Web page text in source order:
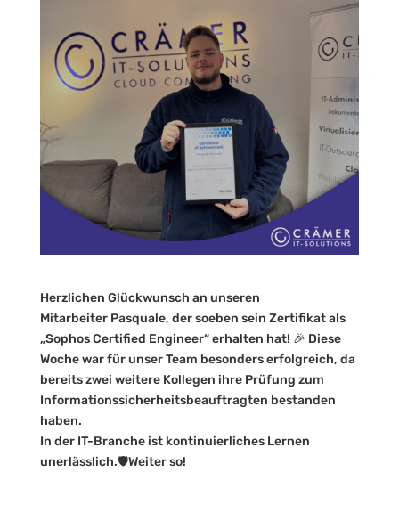
Herzlichen Glückwunsch an unseren
Mitarbeiter Pasquale, der soeben sein Zertifikat als
„Sophos Certified Engineer“ erhalten hat! 🎉 Diese
Woche war für unser Team besonders erfolgreich, da
bereits zwei weitere Kollegen ihre Prüfung zum
Informationssicherheitsbeauftragten bestanden
haben.
In der IT-Branche ist kontinuierliches Lernen
unerlässlich.🛡️Weiter so!